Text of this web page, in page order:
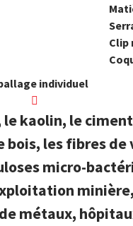
Clip
individuel
kaolin, le
les fibres
micro-
métaux,